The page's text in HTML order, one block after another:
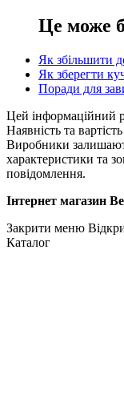
Це може
Як збільшити
Як зберегти
Поради для
Цей інформаційний
Наявність та
Виробники
характеристики та
повідомлення.
Інтернет магазин
Закрити меню
Каталог